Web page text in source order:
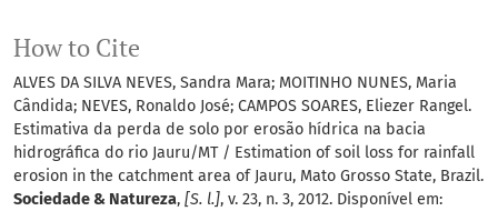
How to Cite
ALVES DA SILVA NEVES, Sandra Mara; MOITINHO NUNES, Maria
Cândida; NEVES, Ronaldo José; CAMPOS SOARES, Eliezer Rangel.
Estimativa da perda de solo por erosão hídrica na bacia
hidrográfica do rio Jauru/MT / Estimation of soil loss for rainfall
erosion in the catchment area of Jauru, Mato Grosso State, Brazil.
Sociedade & Natureza, [S. l.], v. 23, n. 3, 2012. Disponível em: